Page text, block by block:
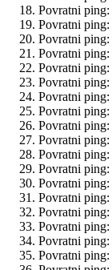
Povratni ping:
Povratni ping:
Povratni ping:
Povratni ping:
Povratni ping:
Povratni ping:
Povratni ping:
Povratni ping:
Povratni ping:
Povratni ping:
Povratni ping:
Povratni ping:
Povratni ping:
Povratni ping:
Povratni ping:
Povratni ping:
Povratni ping:
Povratni ping: